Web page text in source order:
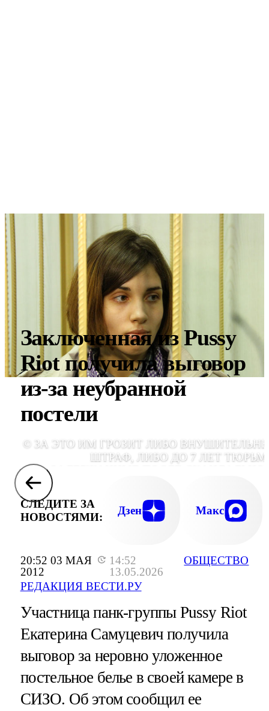
20:52 03 МАЯ
2012
14:52
13.05.2026
РЕДАКЦИЯ ВЕСТИ.РУ
ОБЩЕСТВО
Заключенная из Pussy
Riot получила выговор
из-за неубранной
постели
© ЗА ЭТО ИМ ГРОЗИТ ЛИБО
ШТРАФ, ЛИБО ДО 7 ЛЕТ
СПАСИТЕЛЯ ОТ МУЗЫКИ ОТРЕКЛИСЬ, НО
РАСКАЯЛИСЬ. РАЗНОЦВЕТНЫЕ
МАСКИ, УТВЕРЖДАЮТ ЮНЫЕ
СЛЕДИТЕ ЗА
НОВОСТЯМИ:
Дзен Макс
Участница панк-группы Pussy Riot
Екатерина Самуцевич получила
выговор за неровно уложенное
постельное белье в своей камере в
СИЗО. Об этом сообщил ее